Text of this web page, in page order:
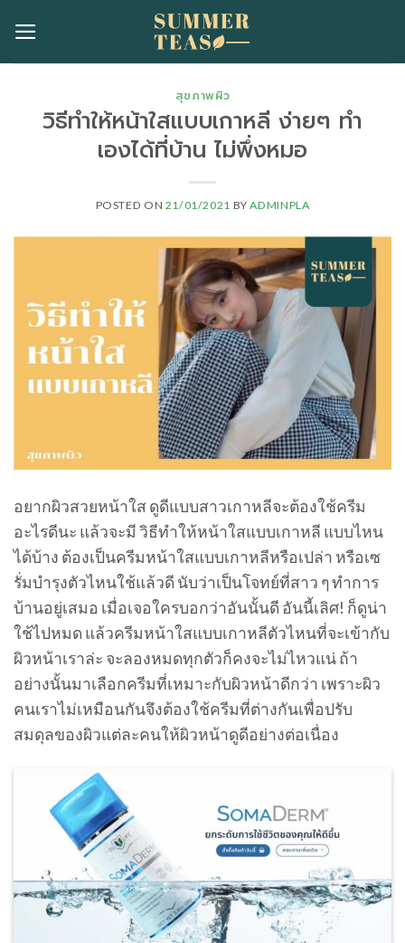
content
สุขภาพผิว
วิธีทําให้หน้าใสแบบเกาหลี ง่ายๆ ทำ
เองได้ที่บ้าน ไม่พึ่งหมอ
POSTED ON 21/01/2021 BYADMINPLA
อยากผิวสวยหน้าใส ดูดีแบบสาวเกาหลีจะต้องใช้ครีม
อะไรดีนะ แล้วจะมี วิธีทําให้หน้าใสแบบเกาหลี แบบไหน
ได้บ้าง ต้องเป็นครีมหน้าใสแบบเกาหลีหรือเปล่า หรือเซ
รั่มบำรุงตัวไหนใช้แล้วดี นับว่าเป็นโจทย์ที่สาว ๆ ทำการ
บ้านอยู่เสมอ เมื่อเจอใครบอกว่าอันนั้นดี อันนี้เลิศ! ก็ดูน่า
ใช้ไปหมด แล้วครีมหน้าใสแบบเกาหลีตัวไหนที่จะเข้ากับ
ผิวหน้าเราล่ะ จะลองหมดทุกตัวก็คงจะไม่ไหวแน่ ถ้า
อย่างนั้นมาเลือกครีมที่เหมาะกับผิวหน้าดีกว่า เพราะผิว
คนเราไม่เหมือนกันจึงต้องใช้ครีมที่ต่างกันเพื่อปรับ
สมดุลของผิวแต่ละคนให้ผิวหน้าดูดีอย่างต่อเนื่อง